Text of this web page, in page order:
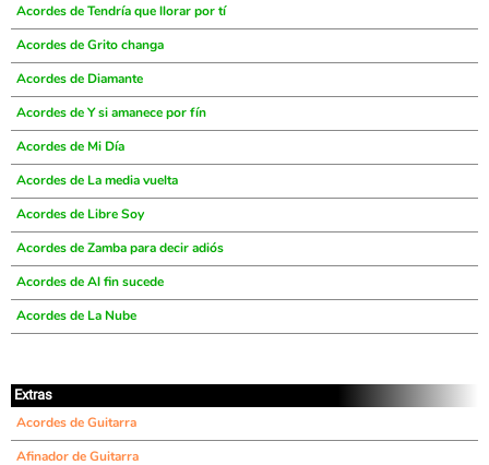
Acordes de Tendría que llorar por tí
Acordes de Grito changa
Acordes de Diamante
Acordes de Y si amanece por fín
Acordes de Mi Día
Acordes de La media vuelta
Acordes de Libre Soy
Acordes de Zamba para decir adiós
Acordes de Al fin sucede
Acordes de La Nube
Extras
Acordes de Guitarra
Afinador de Guitarra